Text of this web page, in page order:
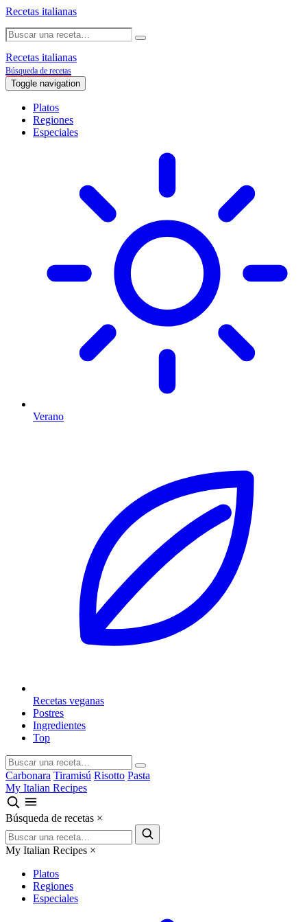
Recetas italianas
Recetas italianas
Búsqueda de recetas
Toggle navigation
Platos
Regiones
Especiales
Verano
Recetas veganas
Postres
Ingredientes
Top
Carbonara Tiramisú Risotto Pasta
My Italian Recipes
Búsqueda de recetas ×
My Italian Recipes ×
Platos
Regiones
Especiales